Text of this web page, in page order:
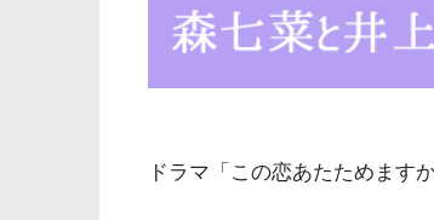
ドラマ「この恋あたためます